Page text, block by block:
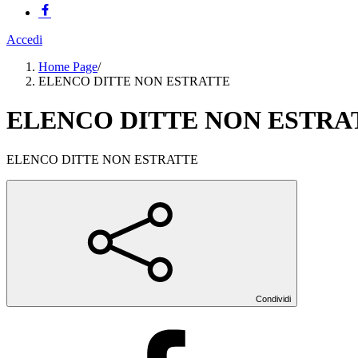
Accedi
Home Page/
ELENCO DITTE NON ESTRATTE
ELENCO DITTE NON
ELENCO DITTE NON ESTRATTE
Condividi